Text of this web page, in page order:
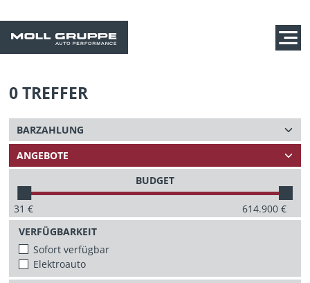
0TREFFER
BUDGET
31 € 614.900€
VERFÜGBARKEIT
Sofort verfügbar
Elektroauto